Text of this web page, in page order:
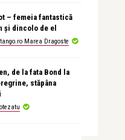
– femeia fantastică
și dincolo de el
Marea Dragoste
de la fata Bond la
stăpâna